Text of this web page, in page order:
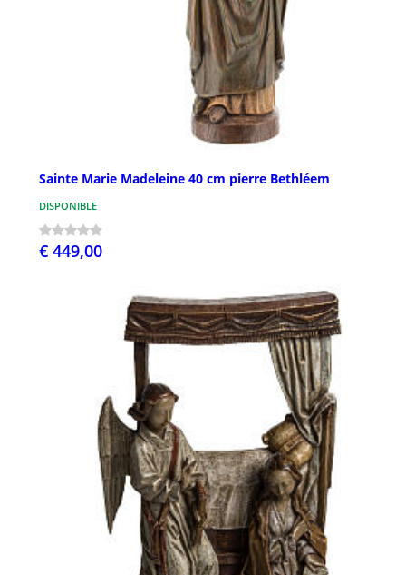
Sainte Marie Madeleine 40 cm pierre Bethléem
DISPONIBLE
€ 449,00